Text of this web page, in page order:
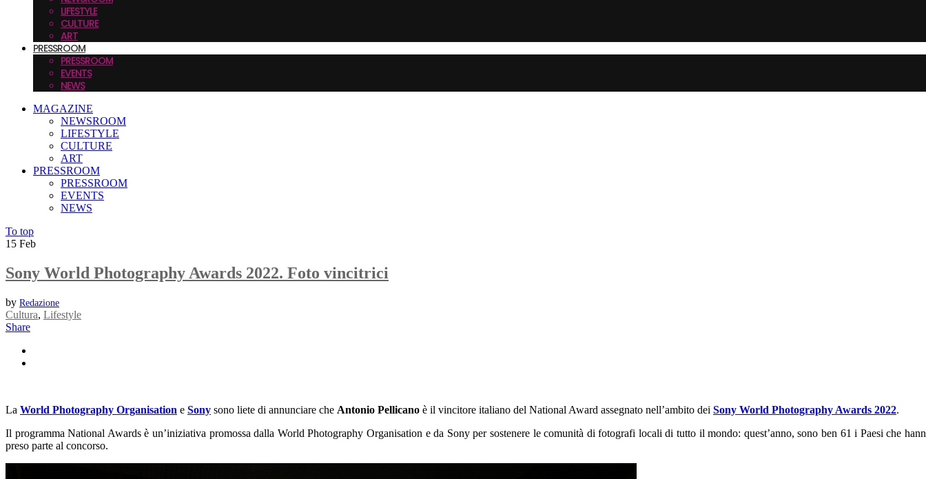
LIFESTYLE
CULTURE
ART
PRESSROOM
PRESSROOM
EVENTS
NEWS
MAGAZINE
NEWSROOM
LIFESTYLE
CULTURE
ART
PRESSROOM
PRESSROOM
EVENTS
NEWS
To top
15 Feb
Sony World Photography Awards 2022. Foto vincitrici
by Redazione
Cultura, Lifestyle
Share
La World Photography Organisation e Sony sono liete di annunciare che Antonio Pellicano è il vincitore italiano del National Award assegnato nell’ambito dei Sony World Photography Awards 2022.
Il programma National Awards è un’iniziativa promossa dalla World Photography Organisation e da Sony per sostenere le comunità di fotografi locali di tutto il mondo: quest’anno, sono ben 61 i Paesi che
preso parte al concorso.